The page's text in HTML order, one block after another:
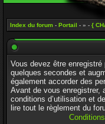
Index du forum - Portail - » - {
Vous devez être enregistré
quelques secondes et
également accorder des
Avant de vous enregistrer,
conditions d’utilisation et
lire tout le règlement du